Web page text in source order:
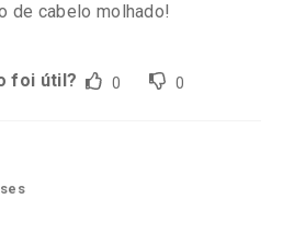
de cabelo molhado!
foi útil? 0 0